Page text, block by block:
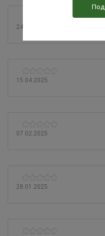
24.05.2025
15.04.2025
07.02.2025
28.01.2025